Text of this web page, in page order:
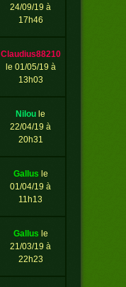
24/09/19 à
17h46
claudius88210
le 01/05/19 à
13h03
nilou le
22/04/19 à
20h31
gallus le
01/04/19 à
11h13
gallus le
21/03/19 à
22h23